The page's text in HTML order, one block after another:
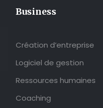
Business
Création d’entreprise
Logiciel de gestion
Ressources humaines
Coaching